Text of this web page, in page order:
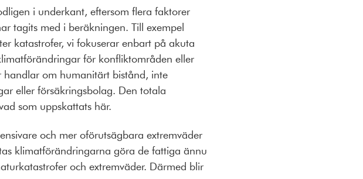
i underkant, eftersom flera faktorer
tagits med i beräkningen. Till exempel
katastrofer, vi fokuserar enbart på akuta
för konfliktområden eller
handlar om humanitärt bistånd, inte
eller försäkringsbolag. Den totala
som uppskattats här.
och mer oförutsägbara extremväder
klimatförändringarna göra de fattiga ännu
och extremväder. Därmed blir